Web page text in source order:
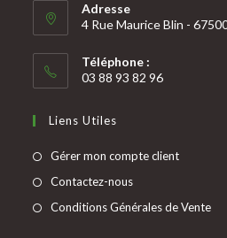
Adresse
4 Rue Maurice Blin -
Téléphone :
03 88 93 82 96
Liens Utiles
Gérer mon compte client
Contactez-nous
Conditions Générales de Vente